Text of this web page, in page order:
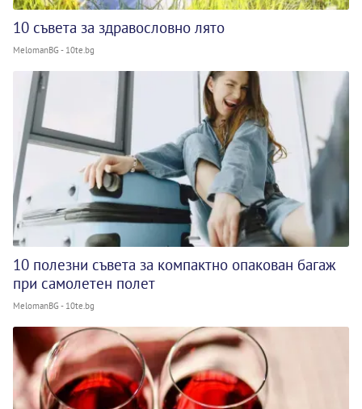
10 съвета за здравословно лято
MelomanBG - 10te.bg
10 полезни съвета за компактно опакован багаж
при самолетен полет
MelomanBG - 10te.bg